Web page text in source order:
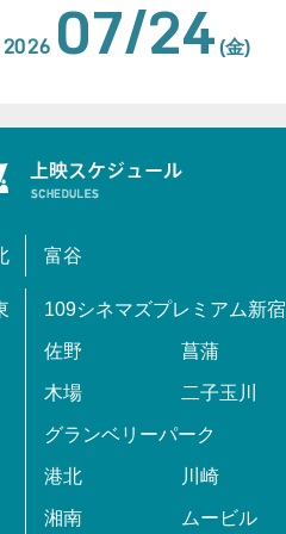
2026 07/24 (金)
富谷
109シネマズプレミアム新宿
佐野 菖蒲
木場 二子玉川
グランベリーパーク
港北 川崎
湘南 ムービル